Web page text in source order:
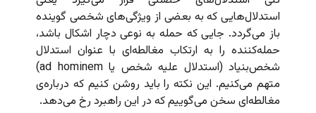
استدلال‌هایی که به بعضی از ویژگی‌های شخصی گوینده
باز می‌گردد. جایی که حمله به نوعی دچار اشکال باشد،
حمله‌کننده را به ارتکاب مغالطه‌ای با عنوان استدلال
شخص‌بنیاد (استدلال علیه شخص یا ad hominem)
متهم می‌کنیم. این نکته را باید روشن کنیم که درباره‌ی
مغالطه‌ای سخن می‌گوییم که در این راهبرد رخ می‌دهد.